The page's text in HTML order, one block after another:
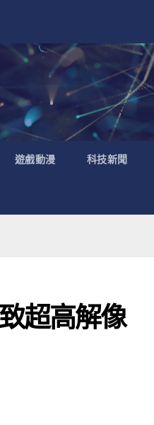
遊戲動漫 科技新聞
超高解像